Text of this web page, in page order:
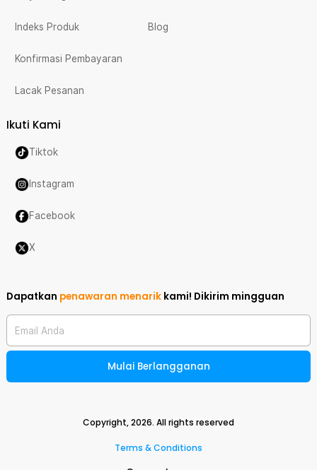
Indeks Produk
Konfirmasi Pembayaran
Lacak Pesanan
Blog
Ikuti Kami
Tiktok
Instagram
Facebook
X
Dapatkan penawaran menarik kami! Dikirim mingguan
Email Anda
Mulai Berlangganan
Copyright,2026. All rights reserved
Terms & Conditions